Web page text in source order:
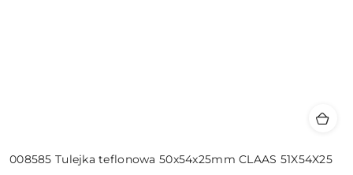
008585 Tulejka teflonowa 50x54x25mm CLAAS 51X54X25